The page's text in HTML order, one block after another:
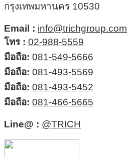
กรุงเทพมหานคร 10530
Email : info@trichgroup.com
โทร : 02-988-5559
มือถือ: 081-549-5666
มือถือ: 081-493-5569
มือถือ: 081-493-5452
มือถือ: 081-466-5665
Line@ : @TRICH